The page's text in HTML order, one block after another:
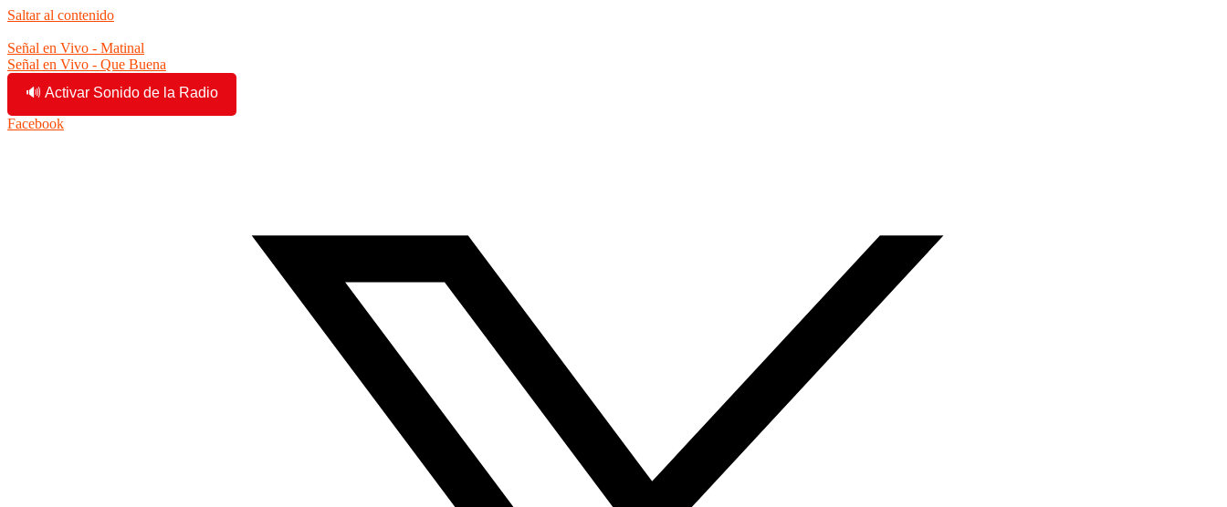
Saltar al contenido
Señal en Vivo - Matinal
Señal en Vivo - Que Buena
🔊 Activar Sonido de la Radio
Facebook